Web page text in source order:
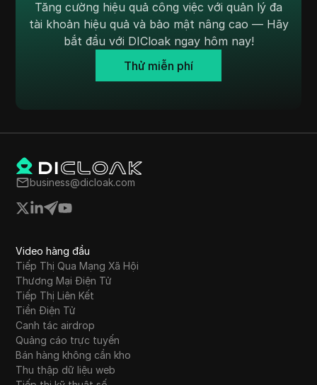
Tăng cường hiệu quả công việc với quản lý đa
tài khoản hiệu quả và bảo mật nâng cao — Hãy
bắt đầu với DICloak ngay hôm nay!
Thử miễn phí
business@dicloak.com
Video hàng đầu
Tiếp Thị Qua Mạng Xã Hội
Thương Mại Điện Tử
Tiếp Thị Liên Kết
Tiền Điện Tử
Canh tác airdrop
Quảng cáo trực tuyến
Bán hàng không cần kho
Thu thập dữ liệu web